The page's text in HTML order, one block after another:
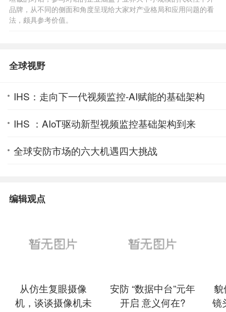
品牌，从不同的侧面和角度呈现给大家对产业格局和应用问题的看
法，颇具参考价值。
全球视野
IHS：走向下一代视频监控-AI赋能的基础架构
IHS ：AIoT驱动新型视频监控基础架构到来
全球安防市场的六大机遇四大挑战
编辑观点
从仿生复眼摄像
机，谈谈摄像机未
安防 “数据中台”元年
开启 意义何在?
貌
镜